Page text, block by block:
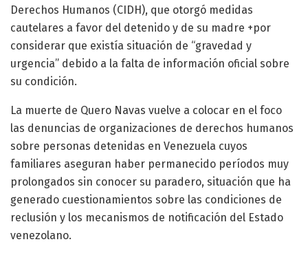
Derechos Humanos (CIDH), que otorgó medidas
cautelares a favor del detenido y de su madre +por
considerar que existía situación de “gravedad y
urgencia” debido a la falta de información oficial sobre
su condición.
La muerte de Quero Navas vuelve a colocar en el foco
las denuncias de organizaciones de derechos humanos
sobre personas detenidas en Venezuela cuyos
familiares aseguran haber permanecido períodos muy
prolongados sin conocer su paradero, situación que ha
generado cuestionamientos sobre las condiciones de
reclusión y los mecanismos de notificación del Estado
venezolano.